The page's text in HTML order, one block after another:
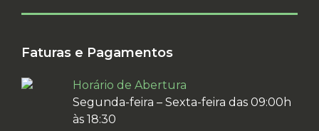
Faturas e Pagamentos
Horário de Abertura
Segunda-feira – Sexta-feira das 09:00h
às 18:30